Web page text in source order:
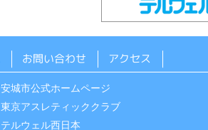
お問い合わせ アクセス
安城市公式ホームページ
東京アスレティッククラブ
テルウェル西日本